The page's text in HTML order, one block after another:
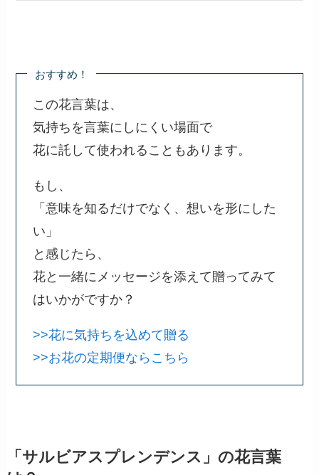
おすすめ！
この花言葉は、
気持ちを言葉にしにくい場面で
花に託して使われることもあります。
もし、
「意味を知るだけでなく、想いを形にした
い」
と感じたら、
花と一緒にメッセージを添えて贈ってみて
はいかがですか？
>>花に気持ちを込めて贈る
>>お花の定期便ならこちら
「サルビアスプレンデンス」の花言葉